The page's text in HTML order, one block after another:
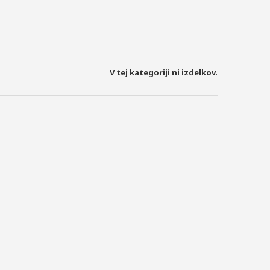
V tej kategoriji ni izdelkov.